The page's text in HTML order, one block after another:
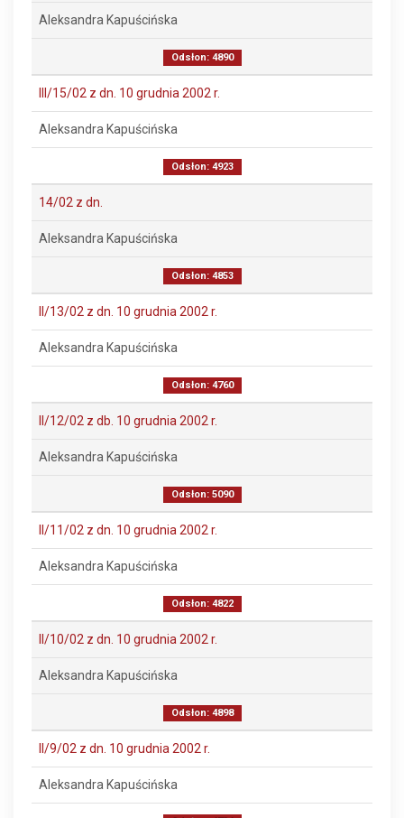
Aleksandra Kapuścińska
Odsłon: 4890
III/15/02 z dn. 10 grudnia 2002 r.
Aleksandra Kapuścińska
Odsłon: 4923
14/02 z dn.
Aleksandra Kapuścińska
Odsłon: 4853
II/13/02 z dn. 10 grudnia 2002 r.
Aleksandra Kapuścińska
Odsłon: 4760
II/12/02 z db. 10 grudnia 2002 r.
Aleksandra Kapuścińska
Odsłon: 5090
II/11/02 z dn. 10 grudnia 2002 r.
Aleksandra Kapuścińska
Odsłon: 4822
II/10/02 z dn. 10 grudnia 2002 r.
Aleksandra Kapuścińska
Odsłon: 4898
II/9/02 z dn. 10 grudnia 2002 r.
Aleksandra Kapuścińska